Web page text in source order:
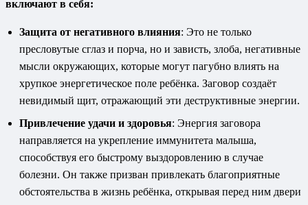
включают в себя:
Защита от негативного влияния: Это не только
пресловутые сглаз и порча, но и зависть, злоба, негативные
мысли окружающих, которые могут пагубно влиять на
хрупкое энергетическое поле ребёнка. Заговор создаёт
невидимый щит, отражающий эти деструктивные энергии.
Привлечение удачи и здоровья: Энергия заговора
направляется на укрепление иммунитета малыша,
способствуя его быстрому выздоровлению в случае
болезни. Он также призван привлекать благоприятные
обстоятельства в жизнь ребёнка, открывая перед ним двери